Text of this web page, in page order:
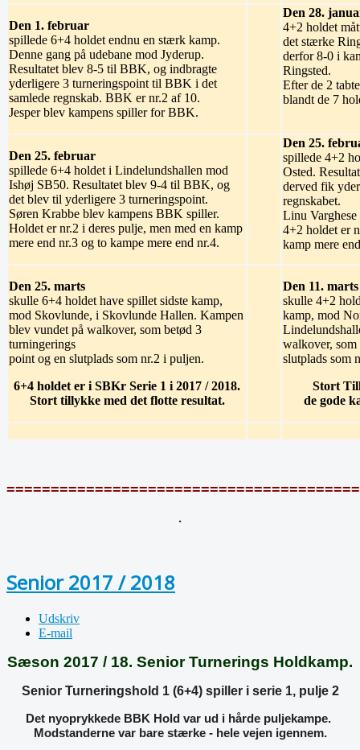
Den 1. februar
spillede 6+4 holdet endnu en stærk kamp.
Denne gang på udebane mod Jyderup.
Resultatet blev 8-5 til BBK, og indbragte
yderligere 3 turneringspoint til BBK i det
samlede regnskab. BBK er nr.2 af 10.
Jesper blev kampens spiller for BBK.
Den 28.
4+2 holdet
det stærke
derfor 8-0 i
Ringsted.
Efter de 2
blandt de 7
Den 25. februar
spillede 6+4 holdet i Lindelundshallen mod
Ishøj SB50. Resultatet blev 9-4 til BBK, og
det blev til yderligere 3 turneringspoint.
Søren Krabbe blev kampens BBK spiller.
Holdet er nr.2 i deres pulje, men med en kamp
mere end nr.3 og to kampe mere end nr.4.
Den 25.
spillede 4+2
Osted.
derved fik
regnskabet.
Linu
4+2 holdet er
kamp mere
Den 25. marts
skulle 6+4 holdet have spillet sidste kamp,
mod Skovlunde, i Skovlunde Hallen. Kampen
blev vundet på walkover, som betød 3
turningerings
point og en slutplads som nr.2 i puljen.
6+4 holdet er i SBKr Serie 1 i 2017 / 2018.
Stort tillykke med det flotte resultat.
Den 11. marts
skulle 4+2
kamp, mod
walkover, som
slutplads som
Stort
de gode
.
Senior 2017 / 2018
Udskriv
E-mail
Sæson 2017 / 18. Senior Turnerings Holdkamp.
Senior Turneringshold 1 (6+4) spiller i serie 1, pulje 2
Det nyoprykkede BBK Hold var ud i hårde puljekampe.
Modstanderne var bare stærke - hele vejen igennem.